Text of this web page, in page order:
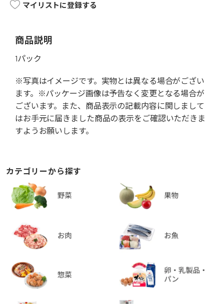
マイリストに登録する
商品説明
1パック
※写真はイメージです。実物とは異なる場合がござい
ます。※パッケージ画像は予告なく変更となる場合が
ございます。また、商品表示の記載内容に関しまして
はお手元に届きました商品の表示をご確認いただきま
すようお願いします。
カテゴリーから探す